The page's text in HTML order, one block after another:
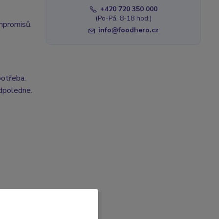
+420 720 350 000
(Po-Pá, 8-18 hod.)
info@foodhero.cz